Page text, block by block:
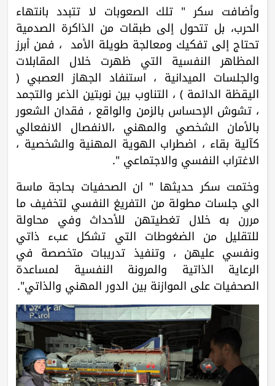
وأضافت سكر " تلك الصعوبات لا تتبدد بانتهاء
الحرب، بل تتحول إلى طبقات من الذاكرة الصدمية
تحتاج إلى تفكيك ومعالجة طويلة الأمد ، فمن أبرز
المظاهر النفسية التي ظهرت خلال المقابلات
والجلسات الميدانية ، استنفاد الجهاز العصبي (
اليقظة الدائمة ) ، التناوب بين نوبتين الذعر والتجمد
، تشوش الإحساس بالزمن والواقع ، فقدان الشعور
بالأمان الشخصي والمهني ،الانفصال الانفعالي
كآلية بقاء ، اضطراب الهوية المهنية والشخصية ،
الاغتراب النفسي والاجتماعي ".
وختمت سكر حديثها " ان الصحفيات بحاجة ماسة
الي جلسات مطولة من التفريغ النفسي لتخفيف ما
مررن به خلال تغطيتهن للأحداث وفي محاولة
للتقليل من الضغوطات التي تشكل عبء ذاتي
ونفسي عليهن ، وتنفيذ تدريبات متخصصة في
الرعاية الذاتية والمرونة النفسية لمساعدة
الصحفيات على الموازنة بين الدور المهني والذاتي".